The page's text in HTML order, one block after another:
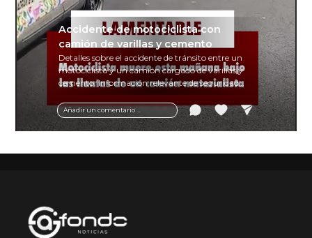
Añadir un comentario ...
Accidente de motociclista con
camión de varillas y cemento
Detalles sobre el accidente de tránsito entre un
motociclista y un camión cargado de varillas y
cemento. Información relevante de seguridad
vial y recomendaciones para motociclistas.